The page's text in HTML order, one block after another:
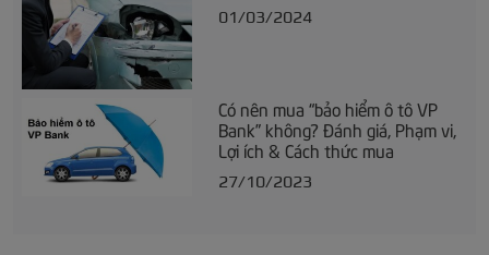
01/03/2024
Có nên mua “bảo hiểm ô tô VP
Bank” không? Đánh giá, Phạm vi,
Lợi ích & Cách thức mua
27/10/2023